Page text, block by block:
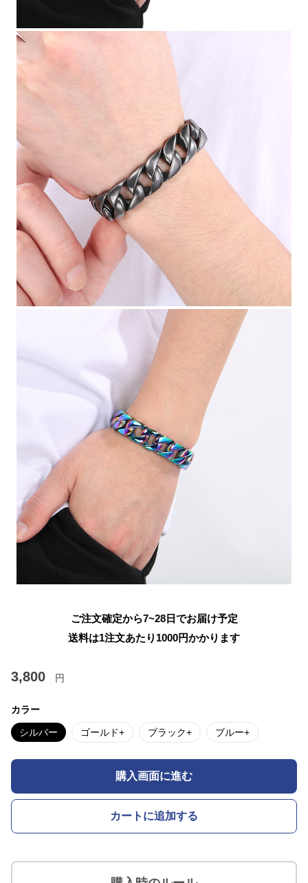
ご注文確定から7~28日でお届け予定
送料は1注文あたり 1000円かかります
3,800 円
カラー
シルバー ゴールド+ ブラック+ ブルー+
購入画面に進む
カートに追加する